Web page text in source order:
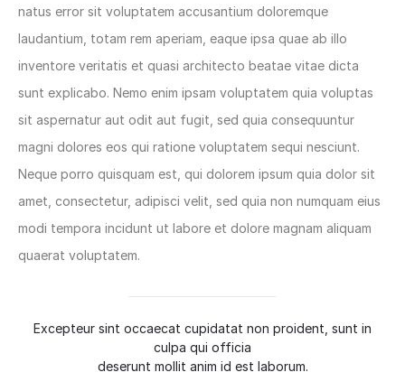
natus error sit voluptatem accusantium doloremque
laudantium, totam rem aperiam, eaque ipsa quae ab illo
inventore veritatis et quasi architecto beatae vitae dicta
sunt explicabo. Nemo enim ipsam voluptatem quia voluptas
sit aspernatur aut odit aut fugit, sed quia consequuntur
magni dolores eos qui ratione voluptatem sequi nesciunt.
Neque porro quisquam est, qui dolorem ipsum quia dolor sit
amet, consectetur, adipisci velit, sed quia non numquam eius
modi tempora incidunt ut labore et dolore magnam aliquam
quaerat voluptatem.
Excepteur sint occaecat cupidatat non proident, sunt in
culpa qui officia
deserunt mollit anim id est laborum.